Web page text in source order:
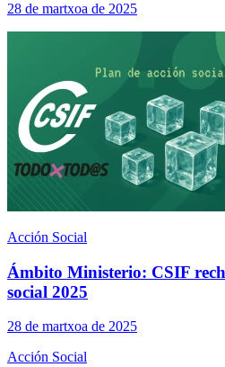
28 de martxoa de 2025
Acción Social
Ámbito Ministerio: CSIF
social 2025
28 de martxoa de 2025
Acción Social